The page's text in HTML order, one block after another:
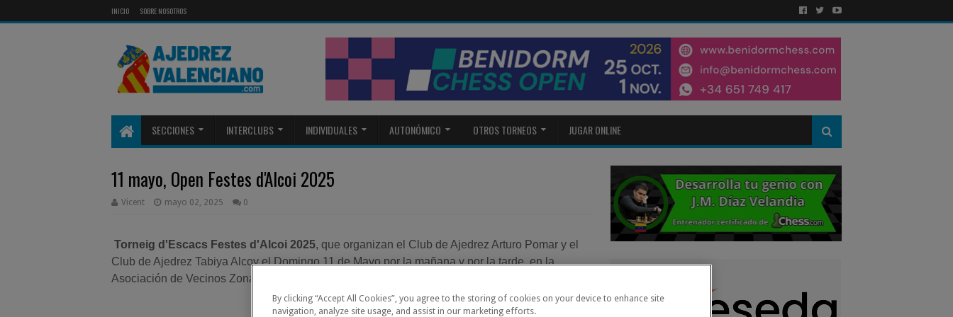
INICIO SOBRE NOSOTROS
SECCIONES INTERCLUBS INDIVIDUALES AUTONÓMICO OTROS TORNEOS JUGAR ONLINE
11 mayo, Open Festes d'Alcoi 2025
Vicent mayo 02, 2025 0
Torneig d'Escacs Festes d'Alcoi 2025, que organizan el Club de Ajedrez Arturo Pomar y el
Club de Ajedrez Tabiya Alcoy el Domingo 11 de Mayo por la mañana y por la tarde, en la
Asociación de Vecinos Zona Nord de Alcoy.
By clicking “Accept All Cookies”, you agree to the storing of cookies on your device to enhance site
navigation, analyze site usage, and assist in our marketing efforts.